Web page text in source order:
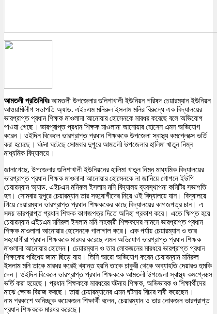
আমতলী প্রতিনিধিঃআমতলী উপজেলার গুলিশাখালী ইউনিয়ন পরিষদ চেয়ারম্যান ইউনিয়ন
আওয়ামীলীগ সভাপতি অ্যাড. এইচএম মনিরুল ইসলাম মনির বিরুদ্ধে এক বিদ্যালয়ের
ভারপ্রাপ্ত প্রধান শিক্ষক মাওলানা আনোয়ার হোসেনকে মারধর করেছে বলে অভিযোগ
পাওয়া গেছে। ভারপ্রাপ্ত প্রধান শিক্ষক মাওলানা আনোয়ার হোসেন এমন অভিযোগ
করেন। ওইদিন বিকেলে ভারপ্রাপ্ত প্রধান শিক্ষককে উপজেলা স্বাস্থ্য কমপ্লেক্সে ভর্তি
করা হয়েছে। ঘটনা ঘটেছে সোমবার দুপুরে আমতলী উপজেলার হালিমা খাতুন নিম্ন
মাধ্যমিক বিদ্যালয়ে।
জানাগেছে, উপজেলার গুলিশাখালী ইউনিয়নের হালিমা খাতুন নিম্ন মাধ্যমিক বিদ্যালয়ের
ভারপ্রাপ্ত প্রধান শিক্ষক মাওলানা আনোয়ার হোসেনকে না জানিয়ে গোপনে ইউপি
চেয়ারম্যান অ্যাড. এইচএম মনিরুল ইসলাম মনি বিদ্যালয় ব্যবস্থাপনা কমিটির সভাপতি
হন। সোমবার দুপুরে চেয়ারম্যান তার সহযোগীদের নিয়ে ওই বিদ্যালয়ে যান। বিদ্যালয়ে
গিয়ে চেয়ারম্যান ভারপ্রাপ্ত প্রধান শিক্ষককের কাছে বিদ্যালয়ের কাগজপত্র চান। এ
সময় ভারপ্রাপ্ত প্রধান শিক্ষক কাগজপত্র দিতে অনিহা প্রকাশ করে। এতে ক্ষিপ্ত হয়ে
চেয়ারম্যান এইচএম মনিরুল ইসলাম মনি সহকারী শিক্ষকদের সামনে ভারপ্রাপ্ত প্রধান
শিক্ষক মাওলানা আনোয়ার হোসেনকে গালাগাল করে। এক পর্যায় চেয়ারম্যান ও তার
সহযোগীরা প্রধান শিক্ষককে মারধর করেছে এমন অভিযোগ ভারপ্রাপ্ত প্রধান শিক্ষক
মাওলানা আনোয়ার হোসেন। চেয়ারম্যান ও তার লোকজনের মারধরে ভারপ্রাপ্ত প্রধান
শিক্ষকের পরিধেয় জামা ছিড়ে যায়। তিনি আরো অভিযোগ করেন চেয়ারম্যান মনিরুল
ইসলাম মনি তাকে মারধর করেই খ্যান্ত হয়নি তাকে চাকুরী থেকে অব্যাহতি দেয়ারও হুমকি
দেন। ওইদিন বিকেলে ভারপ্রাপ্ত প্রধান শিক্ষককে আমতলী উপজেলা স্বাস্থ্য কমপ্লেক্সে
ভর্তি করা হয়েছে। প্রধান শিক্ষককে মারধরের ঘটনায় শিক্ষক, অভিভাবক ও শিক্ষার্থীদের
মাঝে ক্ষোভ বিরাজ করছে। তারা চেয়ারম্যানের এমন ঘটনায় বিচার দাবী করেছেন।
নাম প্রকাশে অনিচ্ছুক কয়েকজন শিক্ষার্থী বলেন, চেয়ারম্যান ও তার লোকজন ভারপ্রাপ্ত
প্রধান শিক্ষককে মারধর করেছে।